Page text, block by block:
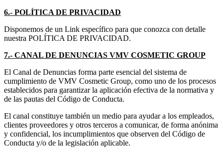
6.- POLÍTICA DE PRIVACIDAD
Disponemos de un Link específico para que conozca con detalle
nuestra POLÍTICA DE PRIVACIDAD.
7.- CANAL DE DENUNCIAS VMV COSMETIC GROUP
El Canal de Denuncias forma parte esencial del sistema de
cumplimiento de VMV Cosmetic Group, como uno de los procesos
establecidos para garantizar la aplicación efectiva de la normativa y
de las pautas del Código de Conducta.
El canal constituye también un medio para ayudar a los empleados,
clientes proveedores y otros terceros a comunicar, de forma anónima
y confidencial, los incumplimientos que observen del Código de
Conducta y/o de la legislación aplicable.